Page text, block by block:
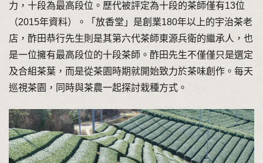
力，十段為最高段位。歷代被評定為十段的茶師僅有13位
（2015年資料）。「放香堂」是創業180年以上的宇治茶老
店，酢田恭行先生則是其第六代茶師東源兵衛的繼承人，也
是一位擁有最高段位的十段茶師。酢田先生不僅僅只是選定
及合組茶葉，而是從茶園時期就開始致力於茶味創作。每天
巡視茶園，同時與茶農一起探討栽種方式。